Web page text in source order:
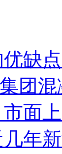
缺点
团
面
年